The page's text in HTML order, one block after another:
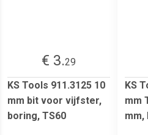
€ 3.29
KS Tools 911.3125 10
mm bit voor vijfster,
boring, TS60
KS
mm
mm,